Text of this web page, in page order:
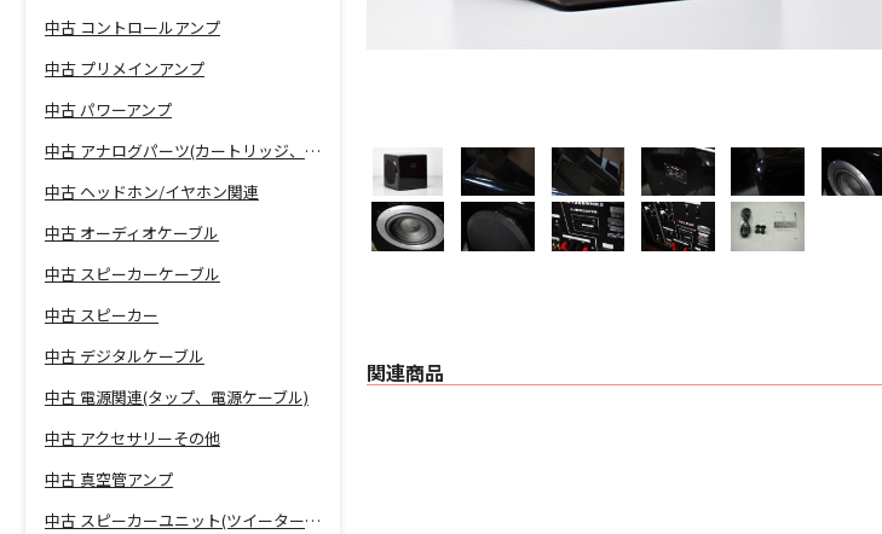
中古 コントロールアンプ
中古 プリメインアンプ
中古 パワーアンプ
中古 アナログパーツ(カートリッジ、シェル等)
中古 ヘッドホン/イヤホン関連
中古 オーディオケーブル
中古 スピーカーケーブル
中古 スピーカー
中古 デジタルケーブル
中古 電源関連(タップ、電源ケーブル)
中古 アクセサリーその他
中古 真空管アンプ
中古 スピーカーユニット(ツイーター、ウーファー等)
関連商品